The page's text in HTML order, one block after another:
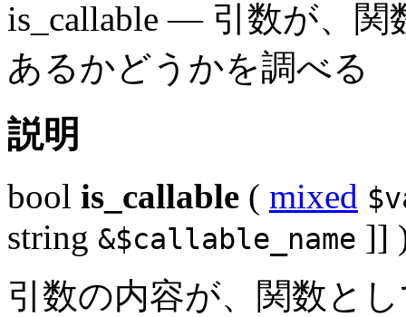
is_callable — 引数が、関
あるかどうかを調べる
説明
bool is_callable ( mixed
string &$callable_name ]]
引数の内容が、関数と